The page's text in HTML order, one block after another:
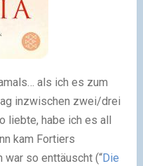
als ich es zum
inzwischen zwei/drei
liebte, habe ich es all
kam Fortiers
war so enttäuscht (“Die